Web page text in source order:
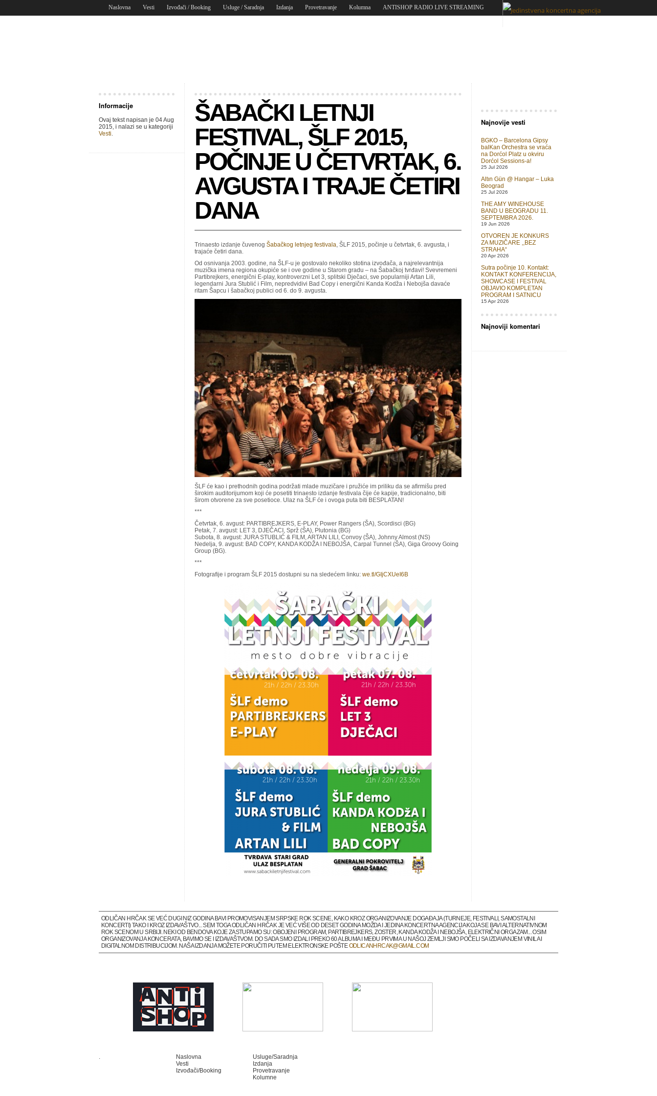
Naslovna Vesti Izvođači / Booking Usluge / Saradnja Izdanja Provetravanje Kolumna ANTISHOP RADIO LIVE STREAMING
Informacije
Ovaj tekst napisan je 04 Aug
2015, i nalazi se u kategoriji
Vesti.
ŠABAČKI LETNJI
FESTIVAL, ŠLF 2015,
POČINJE U ČETVRTAK, 6.
AVGUSTA I TRAJE ČETIRI
DANA
Trinaesto izdanje čuvenog Šabačkog letnjeg festivala, ŠLF 2015, počinje u četvrtak, 6. avgusta, i
trajaće četiri dana.
Od osnivanja 2003. godine, na ŠLF-u je gostovalo nekoliko stotina izvođača, a najrelevantnija
muzička imena regiona okupiće se i ove godine u Starom gradu – na Šabačkoj tvrđavi! Svevremeni
Partibrejkers, energični E-play, kontroverzni Let 3, splitski Dječaci, sve popularniji Artan Lili,
legendarni Jura Stublić i Film, nepredvidivi Bad Copy i energični Kanda Kodža i Nebojša davaće
ritam Šapcu i šabačkoj publici od 6. do 9. avgusta.
ŠLF će kao i prethodnih godina podržati mlade muzičare i pružiće im priliku da se afirmišu pred
širokim auditorijumom koji će posetiti trinaesto izdanje festivala čije će kapije, tradicionalno, biti
širom otvorene za sve posetioce. Ulaz na ŠLF će i ovoga puta biti BESPLATAN!
***
Četvrtak, 6. avgust: PARTIBREJKERS, E-PLAY, Power Rangers (ŠA), Scordisci (BG)
Petak, 7. avgust: LET 3, DJEČACI, Sprž (ŠA), Plutonia (BG)
Subota, 8. avgust: JURA STUBLIĆ & FILM, ARTAN LILI, Convoy (ŠA), Johnny Almost (NS)
Nedelja, 9. avgust: BAD COPY, KANDA KODŽA I NEBOJŠA, Carpal Tunnel (ŠA), Giga Groovy Going
Group (BG).
***
Fotografije i program ŠLF 2015 dostupni su na sledećem linku: we.tl/GIjCXUeI6B
Najnovije vesti
BGKO – Barcelona Gipsy
balKan Orchestra se vraća
na Dorćol Platz u okviru
Dorćol Sessions-a!
25 Jul 2026
Altın Gün @ Hangar – Luka
Beograd
25 Jul 2026
THE AMY WINEHOUSE
BAND U BEOGRADU 11.
SEPTEMBRA 2026.
19 Jun 2026
OTVOREN JE KONKURS
ZA MUZIČARE ,,BEZ
STRAHA“
20 Apr 2026
Sutra počinje 10. Kontakt:
KONTAKT KONFERENCIJA,
SHOWCASE I FESTIVAL
OBJAVIO KOMPLETAN
PROGRAM I SATNICU
15 Apr 2026
Najnoviji komentari
ODLIČAN HRČAK SE VEĆ DUGI NIZ GODINA BAVI PROMOVISANJEM SRPSKE ROK SCENE, KAKO KROZ ORGANIZOVANJE DOGAĐAJA (TURNEJE, FESTIVALI, SAMOSTALNI
KONCERTI) TAKO I KROZ IZDAVAŠTVO... SEM TOGA ODLIČAN HRČAK JE VEĆ VIŠE OD DESET GODINA MOŽDA I JEDINA KONCERTNA AGENCIJA KOJA SE BAVI ALTERNATIVNOM
ROK SCENOM U SRBIJI. NEKI OD BENDOVA KOJE ZASTUPAMO SU: OBOJENI PROGRAM, PARTIBREJKERS, ZOSTER, KANDA KODŽA I NEBOJŠA, ELEKTRIČNI ORGAZAM... OSIM
ORGANIZOVANJA KONCERATA, BAVIMO SE I IZDAVAŠTVOM. DO SADA SMO IZDALI PREKO 60 ALBUMA I MEĐU PRVIMA U NAŠOJ ZEMLJI SMO POČELI SA IZDAVANJEM VINILA I
DIGITALNOM DISTRIBUCIJOM. NAŠA IZDANJA MOŽETE PORUČITI PUTEM ELEKTRONSKE POŠTEODLICANHRCAK@GMAIL.COM
.
Naslovna
Vesti
Izvođači/Booking
Usluge/Saradnja
Izdanja
Provetravanje
Kolumne